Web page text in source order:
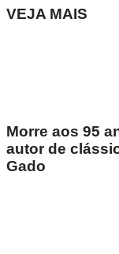
VEJA MAIS
Morre aos 95
autor de
Gado